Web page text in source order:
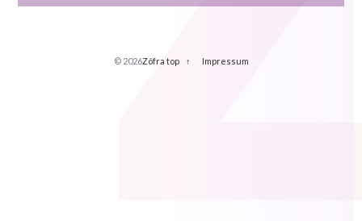
© 2026Zöfra top ↑ Impressum